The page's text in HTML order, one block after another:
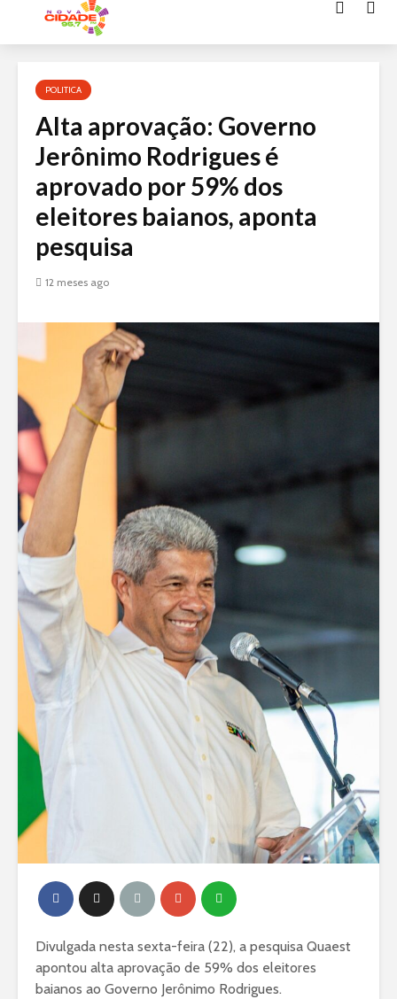
Acessar
conteúdoPOLITICA
Alta aprovação: Governo
Jerônimo Rodrigues é
aprovado por 59% dos
eleitores baianos, aponta
pesquisa
12 meses ago
Divulgada nesta sexta-feira (22), a pesquisa Quaest
apontou alta aprovação de 59% dos eleitores
baianos ao Governo Jerônimo Rodrigues.